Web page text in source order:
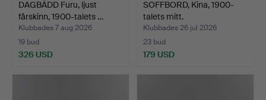
DAGBÄDD Furu, ljust
fårskinn, 1900-talets …
Klubbades 7 aug 2026
19 bud
326 USD
SOFFBORD, Kina, 1900-
talets mitt.
Klubbades 26 jul 2026
23 bud
179 USD